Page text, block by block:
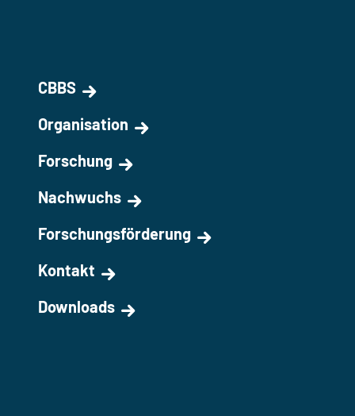
CBBS
Organisation
Forschung
Nachwuchs
Forschungsförderung
Kontakt
Downloads